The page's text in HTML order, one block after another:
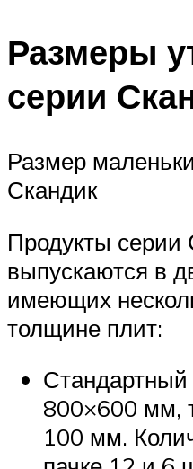
Размеры
серии
Размер
Скандик
Продукты серии
выпускаются в
имеющих
толщине плит:
Стандартный
800×600 мм,
100 мм.